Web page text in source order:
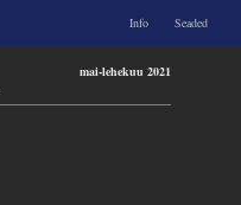
Info Seaded
mai-lehekuu 2021